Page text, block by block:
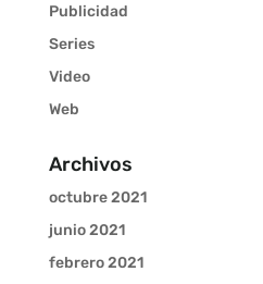
Publicidad
Series
Video
Web
Archivos
octubre 2021
junio 2021
febrero 2021